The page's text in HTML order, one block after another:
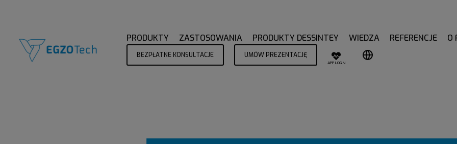
PRODUKTY ZASTOSOWANIA PRODUKTY DESSINTEY WIEDZA REFERENCJE O
BEZPŁATNE KONSULTACJE UMÓW PREZENTACJĘ
APP LOGIN